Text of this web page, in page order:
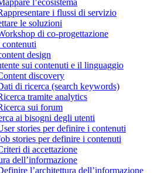
l’ecosistema
i flussi di servizio
le soluzioni
di co-progettazione
contenuti
design
sui contenuti e il linguaggio
discovery
di ricerca (search keywords)
tramite analytics
sui forum
ai bisogni degli utenti
stories per definire i contenuti
stories per definire i contenuti
di accettazione
dell’informazione
l’architettura dell’informazione